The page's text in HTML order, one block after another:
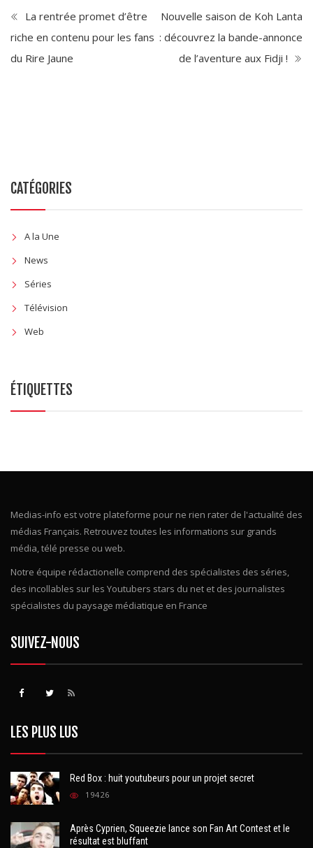
La rentrée promet d’être
riche en contenu pour les fans
du Rire Jaune
Nouvelle saison de Koh Lanta
: découvrez la bande-annonce
de l’aventure aux Fidji !
CATÉGORIES
A la Une
News
Séries
Télévision
Web
ÉTIQUETTES
Medias-info est votre plateforme pour ne rien rater de l'actualité des
médias Français. Retrouvez toutes les informations sur grands
média, télé presse ou web.
Notre équipe rédactionelle comprend des spécialistes des séries,
des incollables sur les Youtubers stars du net et des journalistes
spécialistes du paysage médiatique en France
SUIVEZ-NOUS
LES PLUS LUS
Red Box : huit youtubeurs pour un projet secret
19426
Après Cyprien, Squeezie lance son Fan Art Contest et le
résultat est bluffant